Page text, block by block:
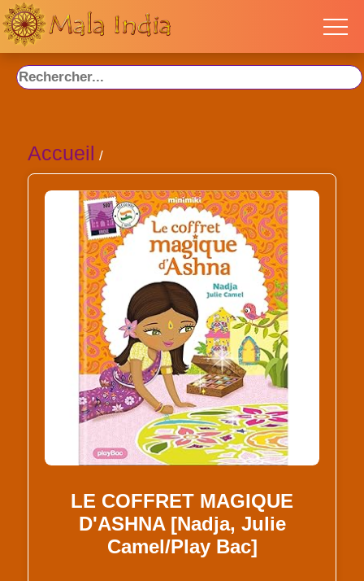
Accueil /
LE COFFRET MAGIQUE
D'ASHNA [Nadja, Julie
Camel/Play Bac]